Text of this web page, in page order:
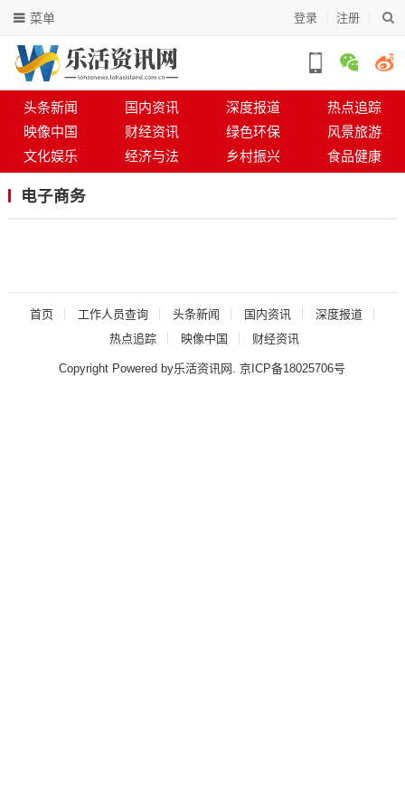
登录 注册
菜单
头条新闻 国内资讯 深度报道
热点追踪
映像中国
财经资讯 绿色环保
风景旅游
文化娱乐
经济与法 乡村振兴 食品健康
电子商务
首页 工作人员查询 头条新闻 国内资讯
深度报道
热点追踪
映像中国 财经资讯
Copyright Powered by乐活资讯网.京ICP备18025706号